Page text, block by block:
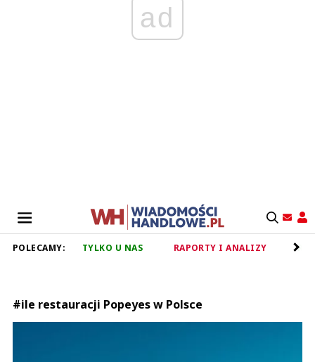
ad
POLECAMY: TYLKO U NAS RAPORTY I ANALIZY
#ile restauracji Popeyes w Polsce